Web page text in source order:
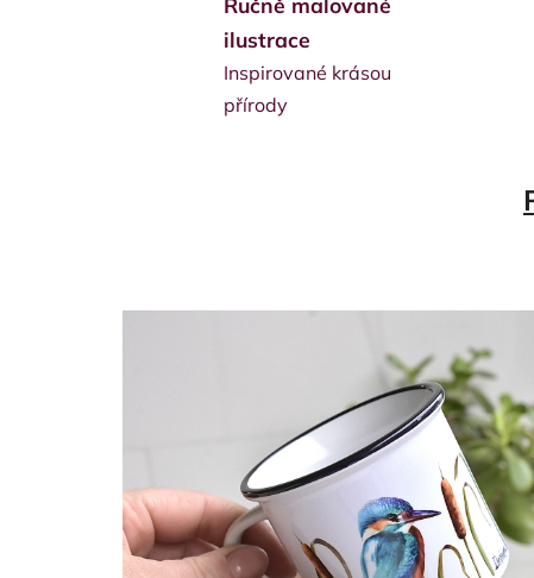
ilustrace
Inspirované krásou
přírody